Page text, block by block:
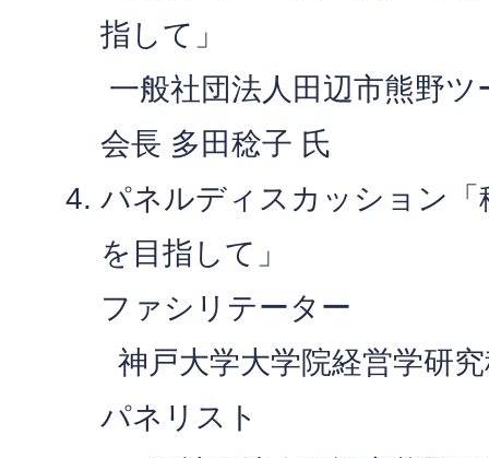
指して」
一般社団法人田辺市熊野
会長 多田稔子 氏
パネルディスカッション
を目指して」
ファシリテーター
神戸大学大学院経営学研
パネリスト